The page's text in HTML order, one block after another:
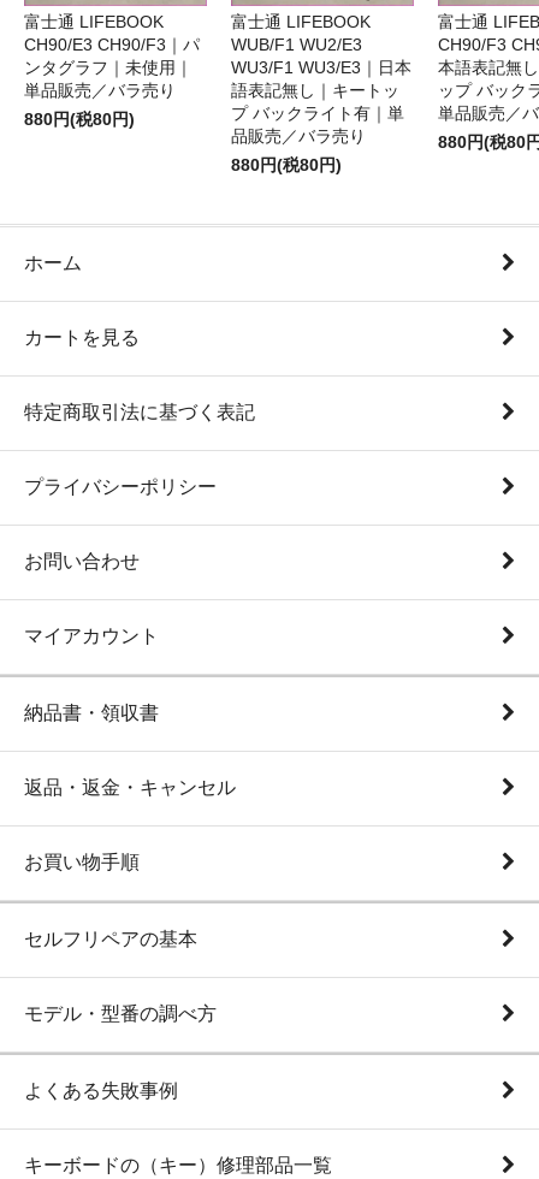
富士通 LIFEBOOK
CH90/E3 CH90/F3｜パ
ンタグラフ｜未使用｜
単品販売／バラ売り
880円(税80円)
富士通 LIFEBOOK
WUB/F1 WU2/E3
WU3/F1 WU3/E3｜日本
語表記無し｜キートッ
プ バックライト有｜単
品販売／バラ売り
880円(税80円)
富士通
CH90/F3
本語表記無
ップ バック
単品販売／
880円(税80
ホーム
カートを見る
特定商取引法に基づく表記
プライバシーポリシー
お問い合わせ
マイアカウント
納品書・領収書
返品・返金・キャンセル
お買い物手順
セルフリペアの基本
モデル・型番の調べ方
よくある失敗事例
キーボードの（キー）修理部品一覧